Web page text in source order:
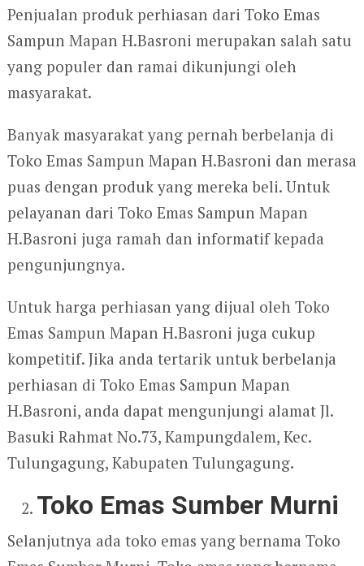
Penjualan produk perhiasan dari Toko Emas
Sampun Mapan H.Basroni merupakan salah satu
yang populer dan ramai dikunjungi oleh
masyarakat.
Banyak masyarakat yang pernah berbelanja di
Toko Emas Sampun Mapan H.Basroni dan merasa
puas dengan produk yang mereka beli. Untuk
pelayanan dari Toko Emas Sampun Mapan
H.Basroni juga ramah dan informatif kepada
pengunjungnya.
Untuk harga perhiasan yang dijual oleh Toko
Emas Sampun Mapan H.Basroni juga cukup
kompetitif. Jika anda tertarik untuk berbelanja
perhiasan di Toko Emas Sampun Mapan
H.Basroni, anda dapat mengunjungi alamat Jl.
Basuki Rahmat No.73, Kampungdalem, Kec.
Tulungagung, Kabupaten Tulungagung.
Toko Emas Sumber Murni
Selanjutnya ada toko emas yang bernama Toko